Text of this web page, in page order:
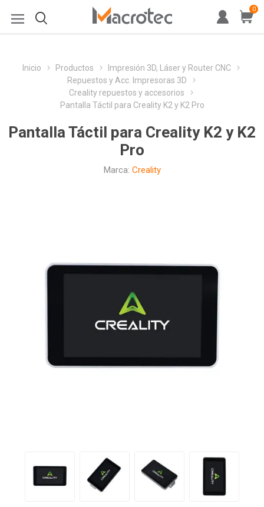
0
Inicio Productos
Impresión 3D, Láser y Router CNC
Repuestos y Acc. Impresoras 3D
Creality repuestos y accesorios
Pantalla Táctil para Creality K2 y K2 Pro
Pantalla Táctil para Creality K2 y K2
Pro
Marca: Creality